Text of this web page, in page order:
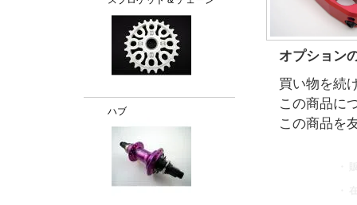
ハブ
オプション
買い物を続
この商品に
この商品を